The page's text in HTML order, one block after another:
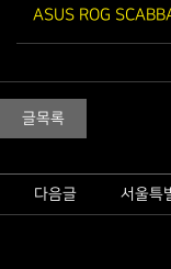
ASUS ROG
글목록
다음글 서울특